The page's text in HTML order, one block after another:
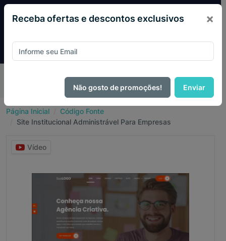
PIX e ganhe 14% OFF em todo o site no mês
de Agosto.
Página Inicial
Código Fonte
Site Institucional Administrável Para Empresas
Vídeo
Receba ofertas e descontos exclusivos ×
Não gosto de promoções! Enviar